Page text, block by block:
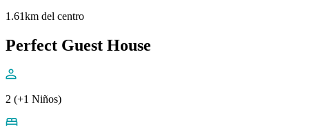
1.61km del centro
Perfect Guest House
2 (+1 Niños)